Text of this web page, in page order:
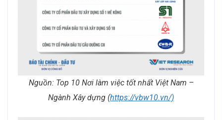
Nguồn: Top 10 Nơi làm việc tốt nhất Việt Nam –
Ngành Xây dựng (https://vbw10.vn/)